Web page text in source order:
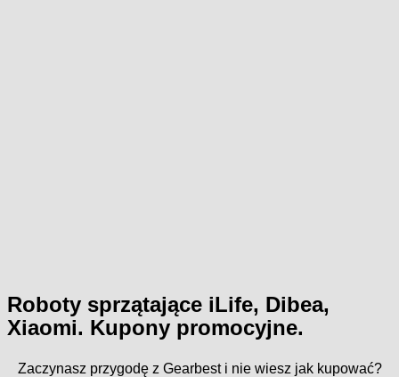
Roboty sprzątające iLife, Dibea,
Xiaomi. Kupony promocyjne.
Zaczynasz przygodę z Gearbest i nie wiesz jak kupować?